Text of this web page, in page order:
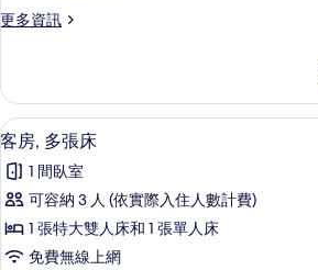
片
1
特
大
雙
人
床
的
所
更多資訊
更
客
房,
1
特
大
人
床
顯
示
客
房,
多
客房, 多
7
客房, 多張床
1 間臥室
可容納 3 人 (依實際入住人數計費)
1 張特大雙人床和 1 張單人床
免費無線上網